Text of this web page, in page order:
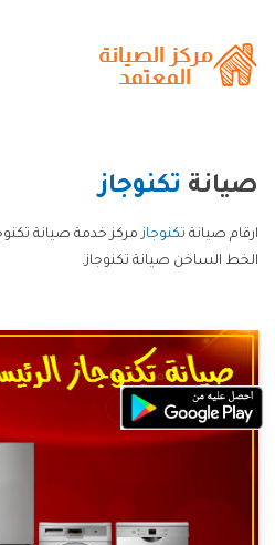
صيانة تكنوجاز
ارقام صيانة تكنوجازمركز خدمة صيانة
الخط الساخن صيانة تكنوجاز.